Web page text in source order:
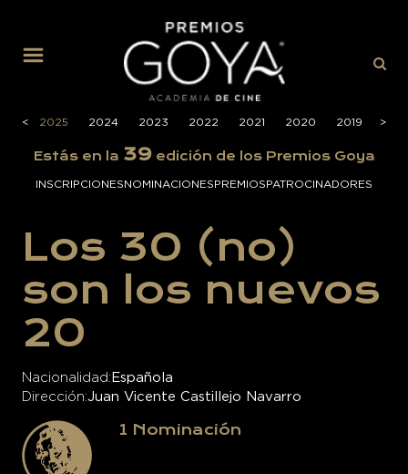
<
< 2025 2024 2023 2022 2021 2020 2019 2018
>
>
Estás en la 39edición de los Premios Goya
INSCRIPCIONESNOMINACIONESPREMIOSPATROCINADORES
Los 30 (no)
son los nuevos
20
Nacionalidad Española
Dirección Juan Vicente Castillejo Navarro
1 Nominación